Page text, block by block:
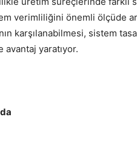
verimliliğini önemli ölçüde
karşılanabilmesi, sistem
avantaj yaratıyor.